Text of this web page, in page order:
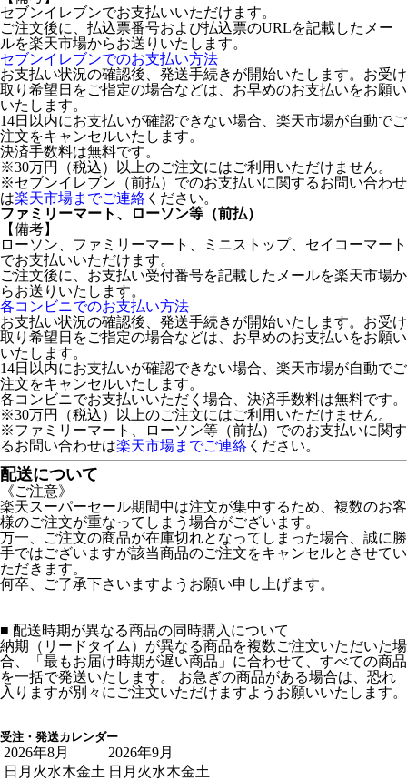
セブンイレブンでお支払いいただけます。
ご注文後に、払込票番号および払込票のURLを記載したメー
ルを楽天市場からお送りいたします。
セブンイレブンでのお支払い方法
お支払い状況の確認後、発送手続きが開始いたします。お受け
取り希望日をご指定の場合などは、お早めのお支払いをお願い
いたします。
14日以内にお支払いが確認できない場合、楽天市場が自動でご
注文をキャンセルいたします。
決済手数料は無料です。
※30万円（税込）以上のご注文にはご利用いただけません。
※セブンイレブン（前払）でのお支払いに関するお問い合わせ
は楽天市場までご連絡 ください。
ファミリーマート、ローソン等（前払）
【備考】
ローソン、ファミリーマート、ミニストップ、セイコーマート
でお支払いいただけます。
ご注文後に、お支払い受付番号を記載したメールを楽天市場か
らお送りいたします。
各コンビニでのお支払い方法
お支払い状況の確認後、発送手続きが開始いたします。お受け
取り希望日をご指定の場合などは、お早めのお支払いをお願い
いたします。
14日以内にお支払いが確認できない場合、楽天市場が自動でご
注文をキャンセルいたします。
各コンビニでお支払いいただく場合、決済手数料は無料です。
※30万円（税込）以上のご注文にはご利用いただけません。
※ファミリーマート、ローソン等（前払）でのお支払いに関す
るお問い合わせは楽天市場までご連絡 ください。
配送について
《ご注意》
楽天スーパーセール期間中は注文が集中するため、複数のお客
様のご注文が重なってしまう場合がございます。
万一、ご注文の商品が在庫切れとなってしまった場合、誠に勝
手ではございますが該当商品のご注文をキャンセルとさせてい
ただきます。
何卒、ご了承下さいますようお願い申し上げます。
■ 配送時期が異なる商品の同時購入について
納期（リードタイム）が異なる商品を複数ご注文いただいた場
合、「最もお届け時期が遅い商品」に合わせて、すべての商品
を一括で発送いたします。 お急ぎの商品がある場合は、恐れ
入りますが別々にご注文いただけますようお願いいたします。
受注・発送カレンダー
2026年8月
日 月 火水木金土
2026年9月
日 月 火水木金土